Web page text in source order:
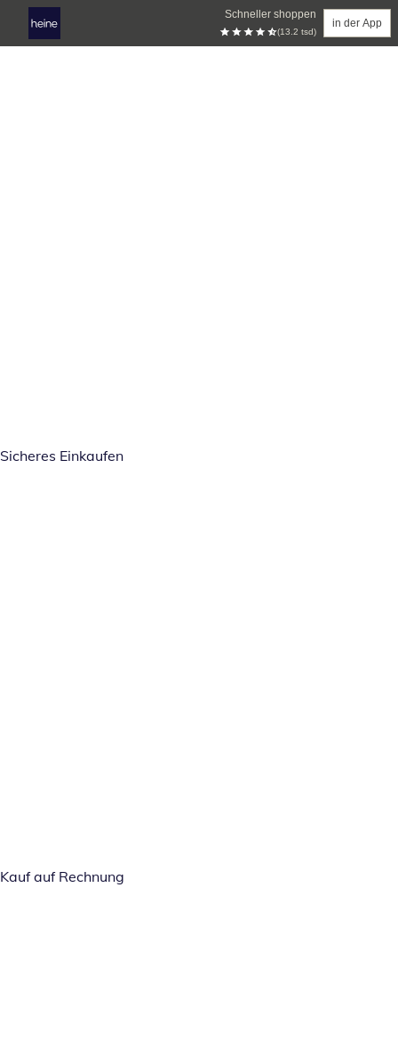
Schneller shoppen
(13.2 tsd)
in der App
Sicheres Einkaufen
Kauf auf Rechnung